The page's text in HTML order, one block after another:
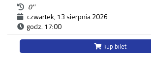
Zajęcia dedykowane są amatorom gry w
bule, zarówno osobom początkującym, jak
i tym, które grają już rekreacyjnie.
Strzelnica na Woli
0''
czwartek, 13 sierpnia 2026
godz. 17:00
kup bilet